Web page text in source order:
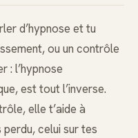
d’hypnose et tu
ou un contrôle
: l’hypnose
est tout l’inverse.
elle t’aide à
celui sur tes